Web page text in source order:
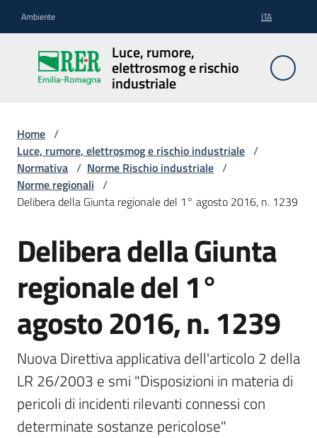
Ambiente ITA
Luce, rumore,
elettrosmog e rischio
industriale
rumore,
elettrosmog
Inquinamento
luminoso
Inquinamento
acustico
Inquinamento
elettromagnetico
industriale
Normativa
Menu selezionato
Home /
Luce, rumore, elettrosmog e rischio industriale /
Normativa / Norme Rischio industriale /
Norme regionali /
Delibera della Giunta regionale del 1° agosto 2016, n. 1239
Delibera della Giunta
regionale del 1°
agosto 2016, n. 1239
Nuova Direttiva applicativa dell'articolo 2 della
LR 26/2003 e smi "Disposizioni in materia di
pericoli di incidenti rilevanti connessi con
determinate sostanze pericolose"